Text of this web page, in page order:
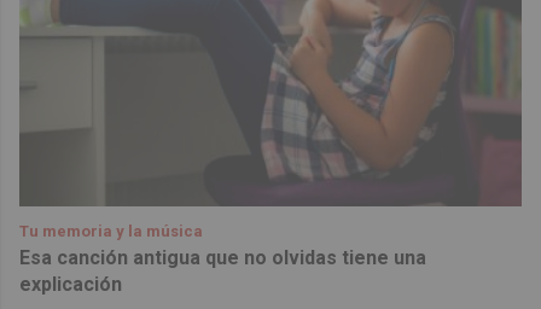
Tu memoria y la música
Esa canción antigua que no olvidas tiene una
explicación